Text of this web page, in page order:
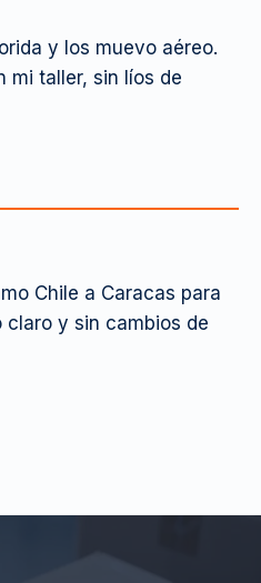
y los muevo aéreo.
mi taller, sin líos de
Chile a Caracas para
claro y sin cambios de